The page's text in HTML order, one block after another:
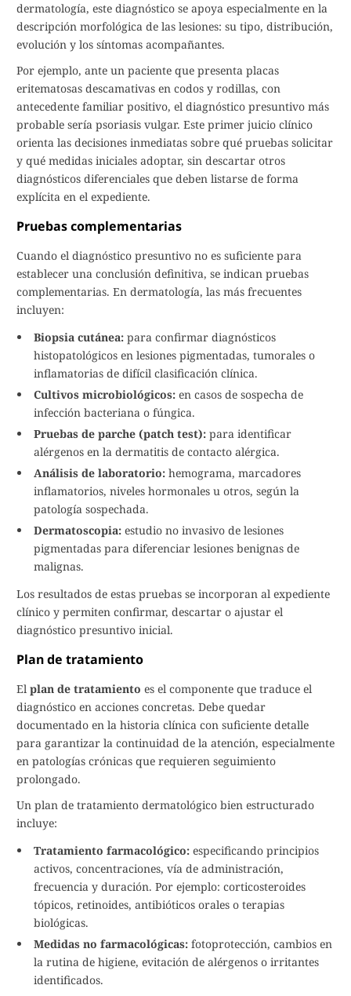
dermatología, este diagnóstico se apoya especialmente en la
descripción morfológica de las lesiones: su tipo, distribución,
evolución y los síntomas acompañantes.
Por ejemplo, ante un paciente que presenta placas
eritematosas descamativas en codos y rodillas, con
antecedente familiar positivo, el diagnóstico presuntivo más
probable sería psoriasis vulgar. Este primer juicio clínico
orienta las decisiones inmediatas sobre qué pruebas solicitar
y qué medidas iniciales adoptar, sin descartar otros
diagnósticos diferenciales que deben listarse de forma
explícita en el expediente.
Pruebas complementarias
Cuando el diagnóstico presuntivo no es suficiente para
establecer una conclusión definitiva, se indican pruebas
complementarias. En dermatología, las más frecuentes
incluyen:
Biopsia cutánea: para confirmar diagnósticos
histopatológicos en lesiones pigmentadas, tumorales o
inflamatorias de difícil clasificación clínica.
Cultivos microbiológicos: en casos de sospecha de
infección bacteriana o fúngica.
Pruebas de parche (patch test): para identificar
alérgenos en la dermatitis de contacto alérgica.
Análisis de laboratorio: hemograma, marcadores
inflamatorios, niveles hormonales u otros, según la
patología sospechada.
Dermatoscopia: estudio no invasivo de lesiones
pigmentadas para diferenciar lesiones benignas de
malignas.
Los resultados de estas pruebas se incorporan al expediente
clínico y permiten confirmar, descartar o ajustar el
diagnóstico presuntivo inicial.
Plan de tratamiento
El plan de tratamiento es el componente que traduce el
diagnóstico en acciones concretas. Debe quedar
documentado en la historia clínica con suficiente detalle
para garantizar la continuidad de la atención, especialmente
en patologías crónicas que requieren seguimiento
prolongado.
Un plan de tratamiento dermatológico bien estructurado
incluye:
Tratamiento farmacológico: especificando principios
activos, concentraciones, vía de administración,
frecuencia y duración. Por ejemplo: corticosteroides
tópicos, retinoides, antibióticos orales o terapias
biológicas.
Medidas no farmacológicas: fotoprotección, cambios en
la rutina de higiene, evitación de alérgenos o irritantes
identificados.